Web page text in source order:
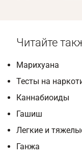
Читайте
Марихуана
Тесты на
Каннабиоиды
Гашиш
Легкие и
Ганжа